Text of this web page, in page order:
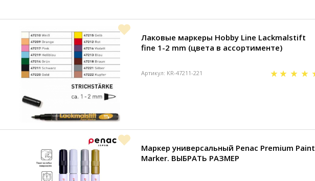
Лаковые маркеры Hobby Line Lackmalstift
fine 1-2 mm (цвета в ассортименте)
Артикул: KR-47211-221
Маркер универсальный Penac Premium Paint
Marker. ВЫБРАТЬ РАЗМЕР